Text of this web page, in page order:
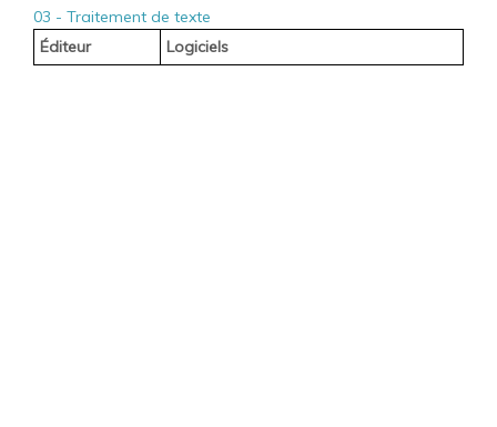
03 - Traitement de texte
Éditeur
Logiciels